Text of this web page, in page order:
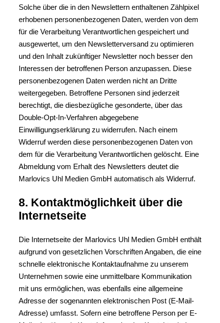
Solche über die in den Newslettern enthaltenen Zählpixel
erhobenen personenbezogenen Daten, werden von dem
für die Verarbeitung Verantwortlichen gespeichert und
ausgewertet, um den Newsletterversand zu optimieren
und den Inhalt zukünftiger Newsletter noch besser den
Interessen der betroffenen Person anzupassen. Diese
personenbezogenen Daten werden nicht an Dritte
weitergegeben. Betroffene Personen sind jederzeit
berechtigt, die diesbezügliche gesonderte, über das
Double-Opt-In-Verfahren abgegebene
Einwilligungserklärung zu widerrufen. Nach einem
Widerruf werden diese personenbezogenen Daten von
dem für die Verarbeitung Verantwortlichen gelöscht. Eine
Abmeldung vom Erhalt des Newsletters deutet die
Marlovics Uhl Medien GmbH automatisch als Widerruf.
8. Kontaktmöglichkeit über die
Internetseite
Die Internetseite der Marlovics Uhl Medien GmbH enthält
aufgrund von gesetzlichen Vorschriften Angaben, die eine
schnelle elektronische Kontaktaufnahme zu unserem
Unternehmen sowie eine unmittelbare Kommunikation
mit uns ermöglichen, was ebenfalls eine allgemeine
Adresse der sogenannten elektronischen Post (E-Mail-
Adresse) umfasst. Sofern eine betroffene Person per E-